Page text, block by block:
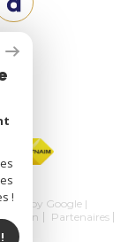
by Google |
Admin
Partenaires
!